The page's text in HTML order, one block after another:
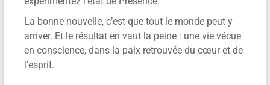
La bonne nouvelle, c’est que tout le monde peut y
arriver. Et le résultat en vaut la peine : une vie vécue
en conscience, dans la paix retrouvée du cœur et de
l’esprit.